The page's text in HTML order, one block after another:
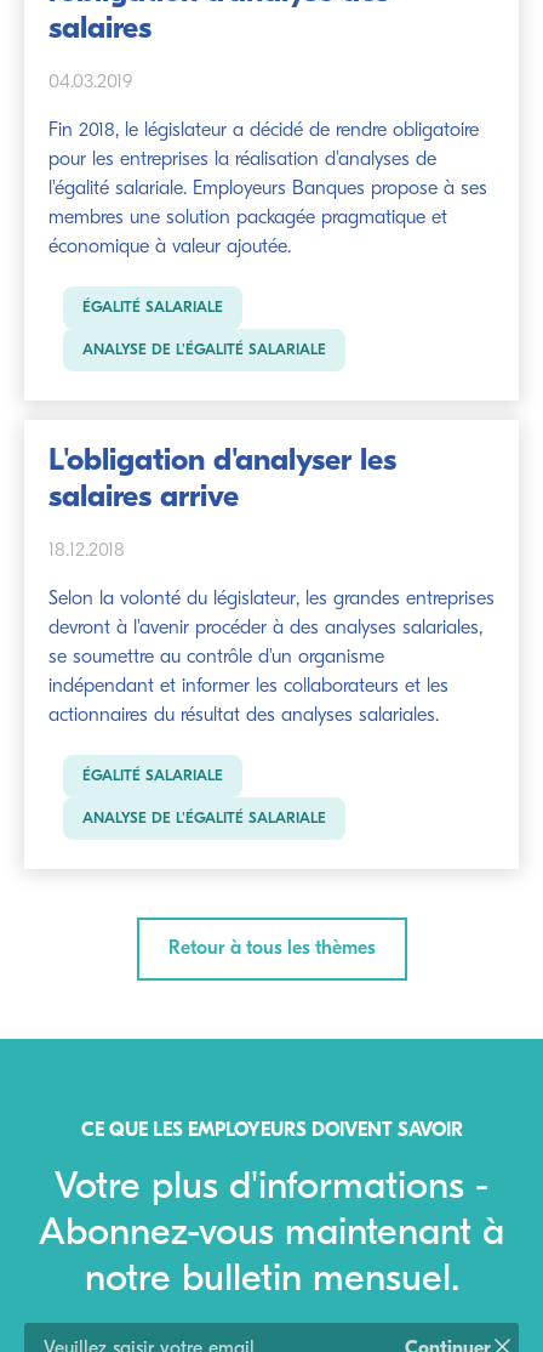
salaires
04.03.2019
Fin 2018, le législateur a décidé de rendre obligatoire
pour les entreprises la réalisation d'analyses de
l'égalité salariale. Employeurs Banques propose à ses
membres une solution packagée pragmatique et
économique à valeur ajoutée.
ÉGALITÉ SALARIALE
ANALYSE DE L'ÉGALITÉ SALARIALE
L'obligation d'analyser les
salaires arrive
18.12.2018
Selon la volonté du législateur, les grandes entreprises
devront à l'avenir procéder à des analyses salariales,
se soumettre au contrôle d'un organisme
indépendant et informer les collaborateurs et les
actionnaires du résultat des analyses salariales.
ÉGALITÉ SALARIALE
ANALYSE DE L'ÉGALITÉ SALARIALE
Retour à tous les thèmes
CE QUE LES EMPLOYEURS DOIVENT SAVOIR
Votre plus d'informations -
Abonnez-vous maintenant à
notre bulletin mensuel.